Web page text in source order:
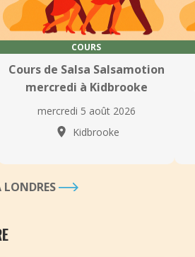
COURS
Cours de Salsa Salsamotion
mercredi à Kidbrooke
mercredi 5 août 2026
Kidbrooke
LONDRES